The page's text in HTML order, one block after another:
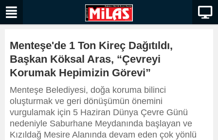
Menteşe'de 1 Ton Kireç Dağıtıldı,
Başkan Köksal Aras, “Çevreyi
Korumak Hepimizin Görevi”
Menteşe Belediyesi, doğa koruma bilinci
oluşturmak ve geri dönüşümün önemini
vurgulamak için 5 Haziran Dünya Çevre Günü
nedeniyle Saburhane Meydanında başlayan ve
Kızıldağ Mesire Alanında devam eden çok yönlü